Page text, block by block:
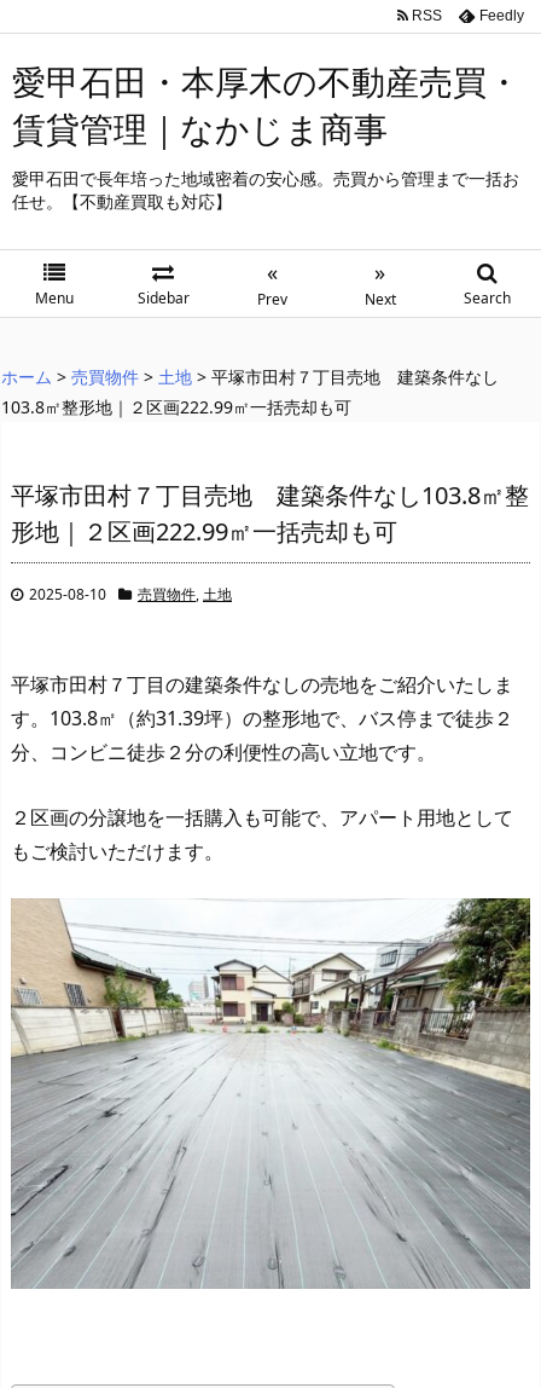
愛甲石田・本厚木の不動産売買・
賃貸管理｜なかじま商事
愛甲石田で長年培った地域密着の安心感。売買から管理まで一括お
任せ。【不動産買取も対応】
Menu Sidebar
«
Prev
»
Next Search
RSS Feedly
ホーム > 売買物件 > 土地 > 平塚市田村７丁目売地 建築条件なし
103.8㎡整形地｜２区画222.99㎡一括売却も可
平塚市田村７丁目売地 建築条件なし103.8㎡整
形地｜２区画222.99㎡一括売却も可
2025-08-10 売買物件,土地
平塚市田村７丁目の建築条件なしの売地をご紹介いたしま
す。103.8㎡（約31.39坪）の整形地で、バス停まで徒歩２
分、コンビニ徒歩２分の利便性の高い立地です。
２区画の分譲地を一括購入も可能で、アパート用地として
もご検討いただけます。